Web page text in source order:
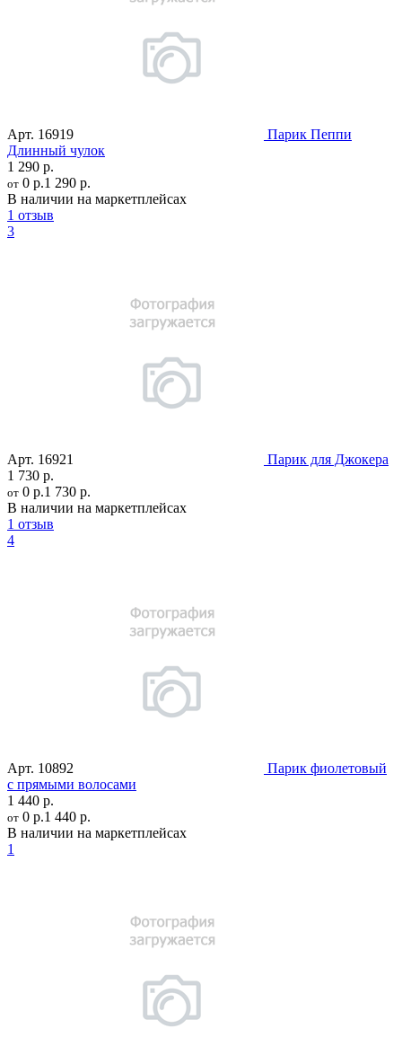
Арт. 16919
Парик Пеппи
Длинный чулок
1 290 р.
от 0 р.1 290 р.
В наличии на маркетплейсах
1 отзыв
3
Арт. 16921
Парик для Джокера
1 730 р.
от 0 р.1 730 р.
В наличии на маркетплейсах
1 отзыв
4
Арт. 10892
Парик фиолетовый
с прямыми волосами
1 440 р.
от 0 р.1 440 р.
В наличии на маркетплейсах
1